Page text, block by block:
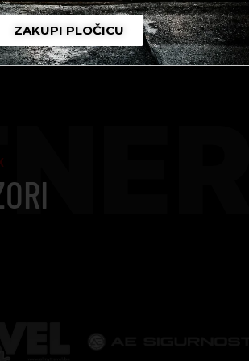
ZAKUPI PLOČICU